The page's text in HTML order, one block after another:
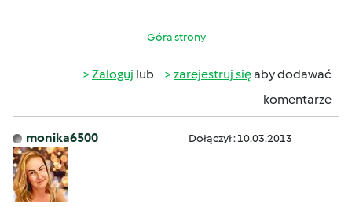
Góra strony
Zaloguj lub zarejestruj sięaby dodawać
komentarze
monika6500 Dołączył : 10.03.2013